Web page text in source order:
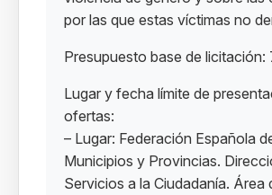
por las que estas víctimas no
Presupuesto base de
Lugar y fecha límite de
ofertas:
– Lugar: Federación Española
Municipios y Provincias.
Servicios a la Ciudadanía. Área